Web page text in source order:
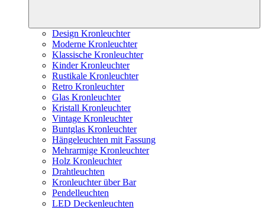
Design Kronleuchter
Moderne Kronleuchter
Klassische Kronleuchter
Kinder Kronleuchter
Rustikale Kronleuchter
Retro Kronleuchter
Glas Kronleuchter
Kristall Kronleuchter
Vintage Kronleuchter
Buntglas Kronleuchter
Hängeleuchten mit Fassung
Mehrarmige Kronleuchter
Holz Kronleuchter
Drahtleuchten
Kronleuchter über Bar
Pendelleuchten
LED Deckenleuchten